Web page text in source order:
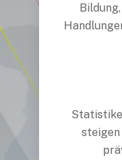
steigen